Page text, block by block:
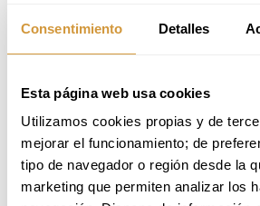
Consentimiento Detalles
Esta página web usa cookies
Utilizamos cookies propias y de
mejorar el funcionamiento; de
tipo de navegador o región desde la
marketing que permiten analizar los
Cocina vasca y Pintxos
Back to Training Offer
WE RECOMMEND: